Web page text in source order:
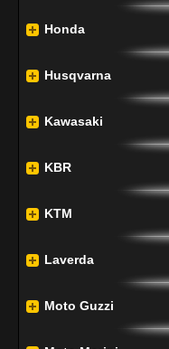
Honda
Husqvarna
Kawasaki
KBR
KTM
Laverda
Moto Guzzi